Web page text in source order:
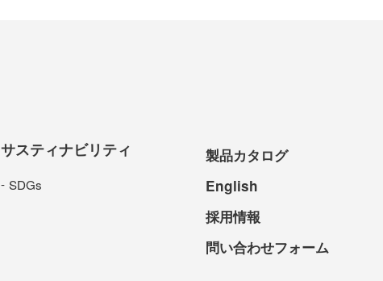
サスティナビリティ
SDGs
製品カタログ
English
採用情報
問い合わせフォーム